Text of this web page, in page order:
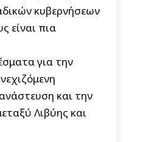
κυβερνήσεων
είναι πια
για την
και την
Λιβύης και